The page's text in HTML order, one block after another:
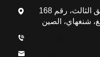
المبنى 17، منطقة مينشان، الطابق الثالث، رقم 168
شنغهاي، الصين